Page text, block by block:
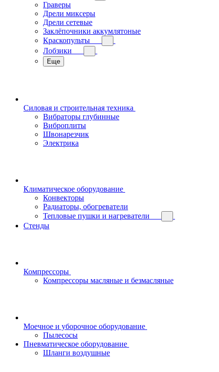
Граверы
Дрели миксеры
Дрели сетевые
Заклёпочники аккумлятоные
Краскопульты
Лобзики
Еще
Силовая и строительная техника
Вибраторы глубинные
Виброплиты
Швонарезчик
Электрика
Климатическое оборудование
Конвекторы
Радиаторы, обогреватели
Тепловые пушки и нагреватели
Стенды
Компрессоры
Компрессоры масляные и безмасляные
Моечное и уборочное оборудование
Пылесосы
Пневматическое оборудование
Шланги воздушные